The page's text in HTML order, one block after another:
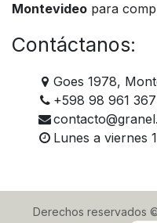
Montevideo para
Contáctanos:
Goes 1978,
+598 98 961 367
Lunes a viernes
Derechos reservados